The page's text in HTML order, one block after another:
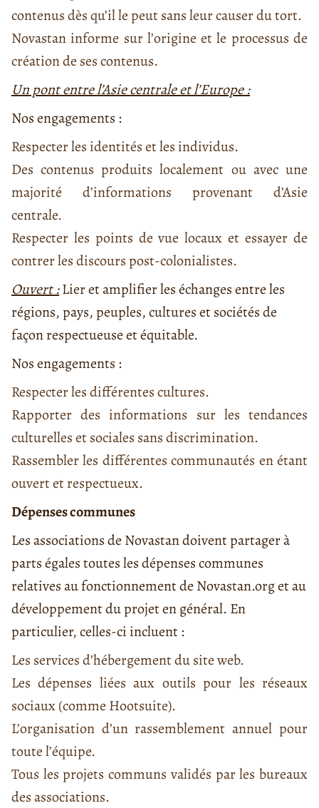
contenus dès qu’il le peut sans leur causer du tort.
Novastan informe sur l’origine et le processus de
création de ses contenus.
Un pont entre l’Asie centrale et l’Europe :
Nos engagements :
Respecter les identités et les individus.
Des contenus produits localement ou avec une
majorité d’informations provenant d’Asie
centrale.
Respecter les points de vue locaux et essayer de
contrer les discours post-colonialistes.
Ouvert :Lier et amplifier les échanges entre les
régions, pays, peuples, cultures et sociétés de
façon respectueuse et équitable.
Nos engagements :
Respecter les différentes cultures.
Rapporter des informations sur les tendances
culturelles et sociales sans discrimination.
Rassembler les différentes communautés en étant
ouvert et respectueux.
Dépenses communes
Les associations de Novastan doivent partager à
parts égales toutes les dépenses communes
relatives au fonctionnement de Novastan.org et au
développement du projet en général. En
particulier, celles-ci incluent :
Les services d’hébergement du site web.
Les dépenses liées aux outils pour les réseaux
sociaux (comme Hootsuite).
L’organisation d’un rassemblement annuel pour
toute l’équipe.
Tous les projets communs validés par les bureaux
des associations.